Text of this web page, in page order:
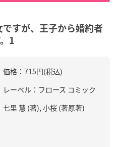
すが、王子から婚約者
1
価格：715円(税込)
レーベル：フロース コミック
七里 慧 (著), 小桜 (著原著)